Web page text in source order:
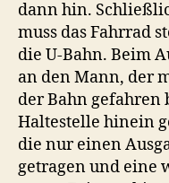
dann hin.
muss das Fahrrad
die U-Bahn. Beim
an den Mann, der
der Bahn gefahren
Haltestelle hinein
die nur einen
getragen und eine